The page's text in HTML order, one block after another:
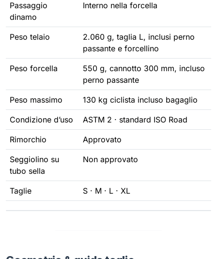
Passaggio
dinamo
Interno nella forcella
Peso telaio
2.060 g, taglia L, inclusi perno
passante e forcellino
Peso forcella
550 g, cannotto 300 mm, incluso
perno passante
Peso massimo 130 kg ciclista incluso bagaglio
Condizione d’uso ASTM 2 · standard ISO Road
Rimorchio Approvato
Seggiolino su
tubo sella
Non approvato
Taglie S · M · L · XL